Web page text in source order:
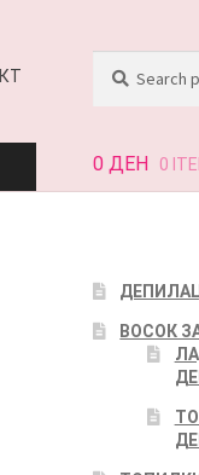
for:
0 ДЕН 0
ВОСОК